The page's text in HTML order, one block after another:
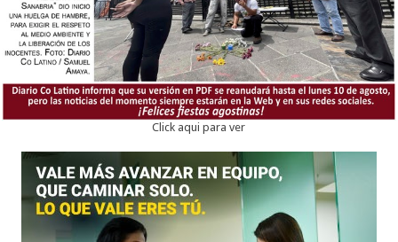
Click aqui para ver